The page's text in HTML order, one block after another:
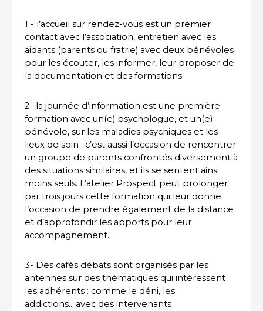
1 - l’accueil sur rendez-vous est un premier
contact avec l’association, entretien avec les
aidants (parents ou fratrie) avec deux bénévoles
pour les écouter, les informer, leur proposer de
la documentation et des formations.
2 –la journée d’information est une première
formation avec un(e) psychologue, et un(e)
bénévole, sur les maladies psychiques et les
lieux de soin ; c’est aussi l’occasion de rencontrer
un groupe de parents confrontés diversement à
des situations similaires, et ils se sentent ainsi
moins seuls. L’atelier Prospect peut prolonger
par trois jours cette formation qui leur donne
l’occasion de prendre également de la distance
et d’approfondir les apports pour leur
accompagnement.
3- Des cafés débats sont organisés par les
antennes sur des thématiques qui intéressent
les adhérents : comme le déni, les
addictions….avec des intervenants